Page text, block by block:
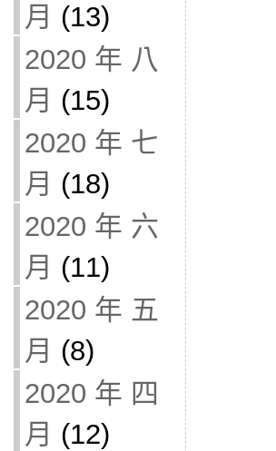
月 (13)
2020 年 八
月 (15)
2020 年 七
月 (18)
2020 年 六
月 (11)
2020 年 五
月 (8)
2020 年 四
月 (12)